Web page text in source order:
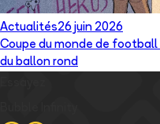
Actualités26 juin 2026
Coupe du monde de
du ballon rond